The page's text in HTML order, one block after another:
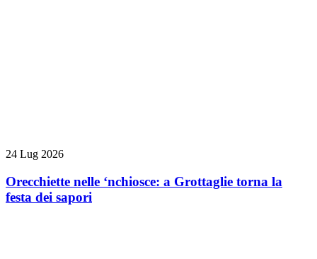
24 Lug 2026
Orecchiette nelle ‘nchiosce: a Grottaglie torna la
festa dei sapori